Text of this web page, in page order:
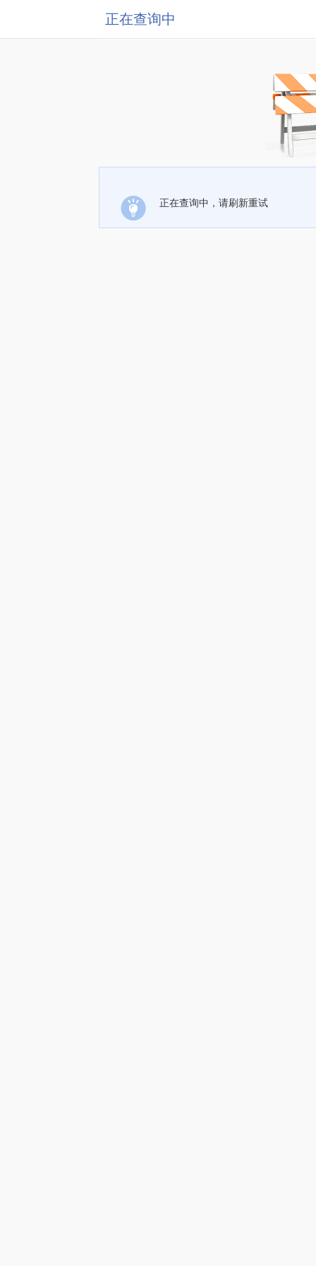
正在查询中
正在查询中，请刷新重试